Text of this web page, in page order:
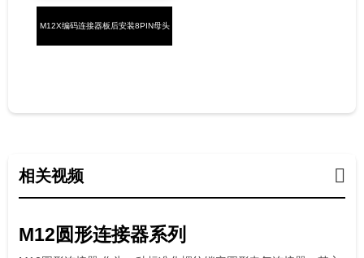
M12X编码连接器板后安装8PIN母头
相关视频
M12圆形连接器系列